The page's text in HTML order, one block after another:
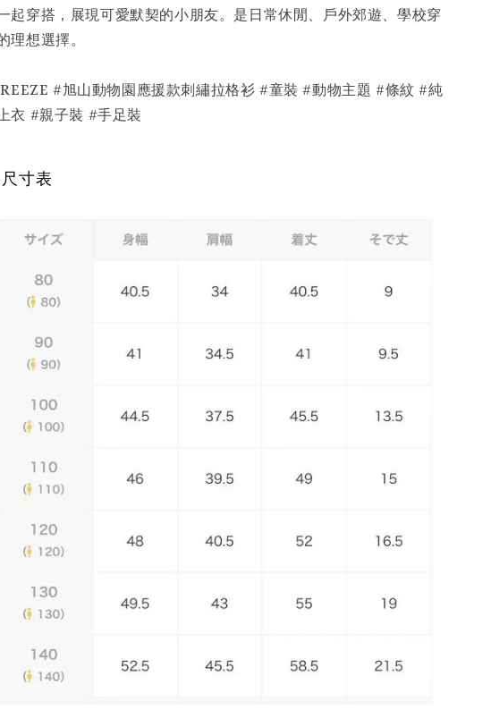
起穿搭，展現可愛默契的小朋友。是日常休閒、戶外郊遊、學校穿
理想選擇。
#旭山動物園應援款刺繡拉格衫 #童裝 #動物主題 #條紋 #純
衣 #親子裝 #手足裝
寸表